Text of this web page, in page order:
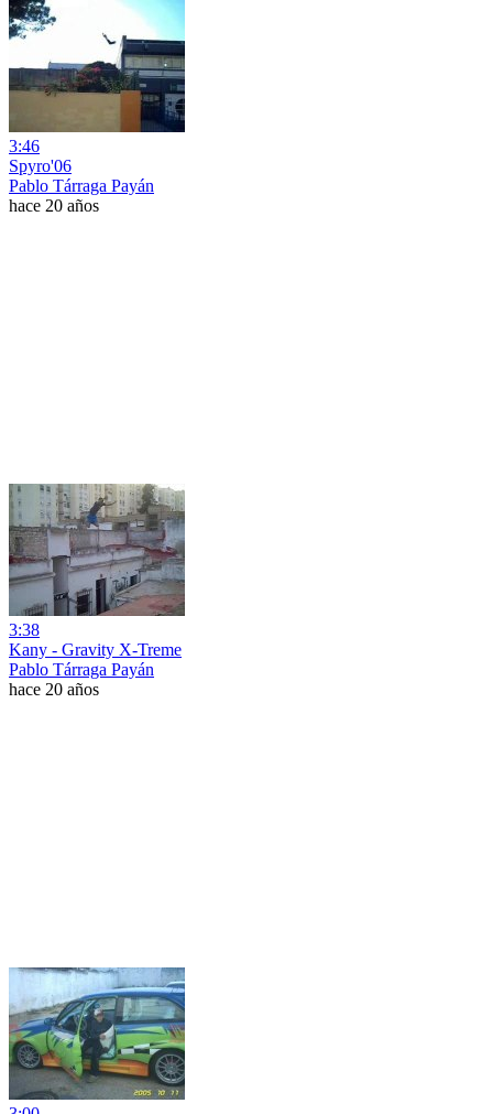
3:46
Spyro'06
Pablo Tárraga Payán
hace 20 años
3:38
Kany - Gravity X-Treme
Pablo Tárraga Payán
hace 20 años